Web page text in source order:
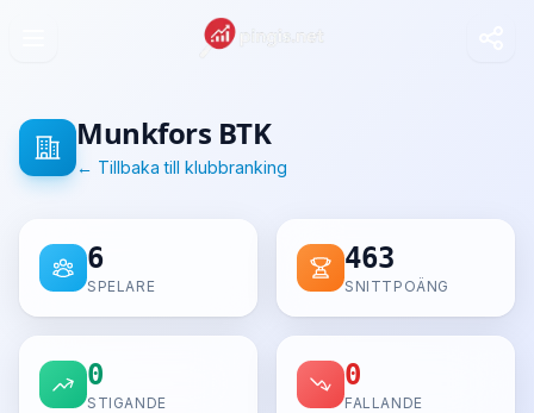
Munkfors BTK
← Tillbaka till klubbranking
6
SPELARE
463
SNITTPOÄNG
0
STIGANDE
0
FALLANDE